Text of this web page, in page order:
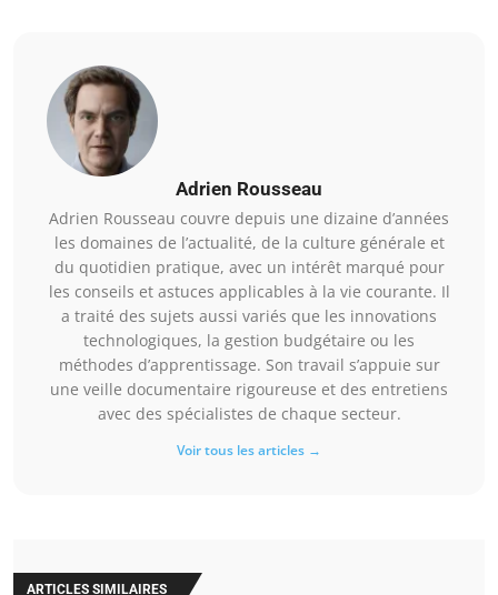
Adrien Rousseau
Adrien Rousseau couvre depuis une dizaine d’années
les domaines de l’actualité, de la culture générale et
du quotidien pratique, avec un intérêt marqué pour
les conseils et astuces applicables à la vie courante. Il
a traité des sujets aussi variés que les innovations
technologiques, la gestion budgétaire ou les
méthodes d’apprentissage. Son travail s’appuie sur
une veille documentaire rigoureuse et des entretiens
avec des spécialistes de chaque secteur.
Voir tous les articles →
ARTICLES SIMILAIRES